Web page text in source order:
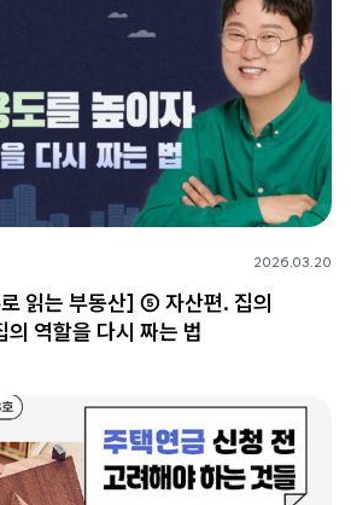
2026.03.20
읽는 부동산] ⑤ 자산편. 집의
역할을 다시 짜는 법